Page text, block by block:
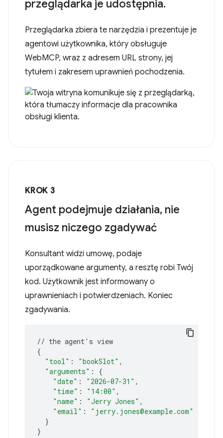
przeglądarka je udostępnia.
Przeglądarka zbiera te narzędzia i prezentuje je
agentowi użytkownika, który obsługuje
WebMCP, wraz z adresem URL strony, jej
tytułem i zakresem uprawnień pochodzenia.
KROK 3
Agent podejmuje działania, nie
musisz niczego zgadywać
Konsultant widzi umowę, podaje
uporządkowane argumenty, a resztę robi Twój
kod. Użytkownik jest informowany o
uprawnieniach i potwierdzeniach. Koniec
zgadywania.
// the agent' s
{
"tool" : "bookSlot"
"arguments" :
{
"date" : "2026-07-31"
"time" : "14:00"
"name" : "Jerry Jones"
"email" :
"jerry.jones@example.com"
}
}